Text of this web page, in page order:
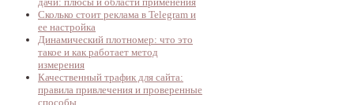
Сколько стоит реклама в Telegram и
ее настройка
Динамический плотномер: что это
такое и как работает метод
измерения
Качественный трафик для сайта:
правила привлечения и проверенные
способы